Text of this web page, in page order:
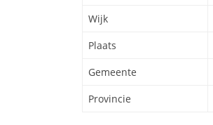
Wijk
Plaats
Gemeente
Provincie